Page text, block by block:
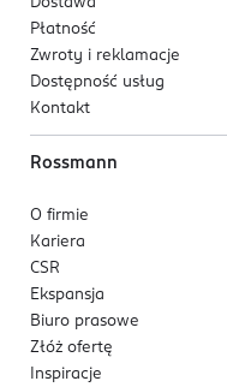
Płatność
Zwroty i reklamacje
Dostępność usług
Kontakt
Rossmann
O firmie
Kariera
CSR
Ekspansja
Biuro prasowe
Złóż ofertę
Inspiracje